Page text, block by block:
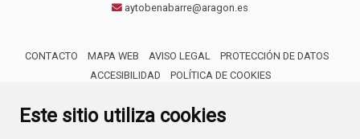
Este sitio utiliza cookies
aytobenabarre@aragon.es
CONTACTO MAPA WEB AVISO LEGAL
PROTECCIÓN DE DATOS
ACCESIBILIDAD
POLÍTICA DE COOKIES